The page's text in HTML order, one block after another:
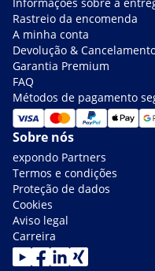
Rastreio da encomenda
A minha conta
Devolução &
Garantia Premium
FAQ
Métodos de pagamento
Sobre nós
expondo Partners
Termos e condições
Proteção de dados
Cookies
Aviso legal
Carreira